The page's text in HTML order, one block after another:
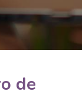
de